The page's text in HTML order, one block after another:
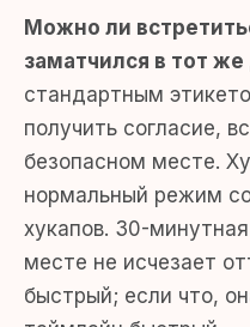
Можно ли
заматчился в тот же
стандартным
получить согласие,
безопасном месте.
нормальный режим
хукапов. 30-
месте не исчезает
быстрый; если что,